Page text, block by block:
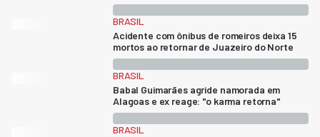
BRASIL
Acidente com ônibus de romeiros deixa 15
mortos ao retornar de Juazeiro do Norte
BRASIL
Babal Guimarães agride namorada em
Alagoas e ex reage: "o karma retorna"
BRASIL